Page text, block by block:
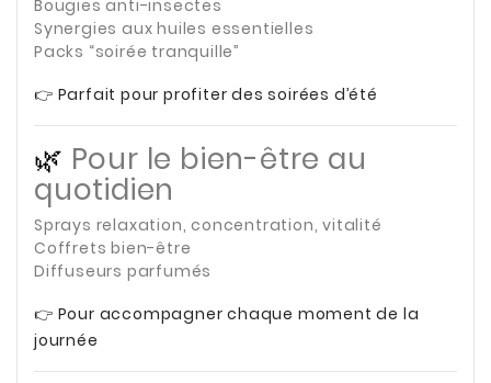
Bougies anti-insectes
Synergies aux huiles essentielles
Packs “soirée tranquille”
👉 Parfait pour profiter des soirées d’été
🌿 Pour le bien-être au
quotidien
Sprays relaxation, concentration, vitalité
Coffrets bien-être
Diffuseurs parfumés
👉 Pour accompagner chaque moment de la
journée